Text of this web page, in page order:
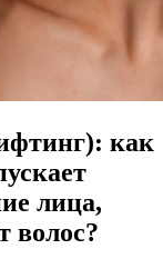
как
лица,
волос?